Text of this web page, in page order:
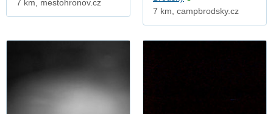
7 km, mestohronov.cz
7 km, campbrodsky.cz